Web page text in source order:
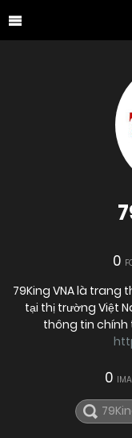
0
79King VNA là trang
tại thị trường Việt
thông tin chính
0